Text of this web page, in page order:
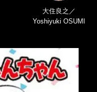
大住良之／
Yoshiyuki OSUMI